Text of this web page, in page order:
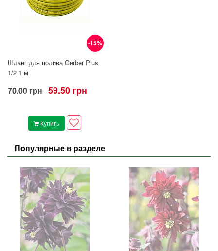
-15%
Шланг для полива Gerber Plus
1/2 1 м
70.00 грн 59.50 грн
Купить
Популярные в разделе